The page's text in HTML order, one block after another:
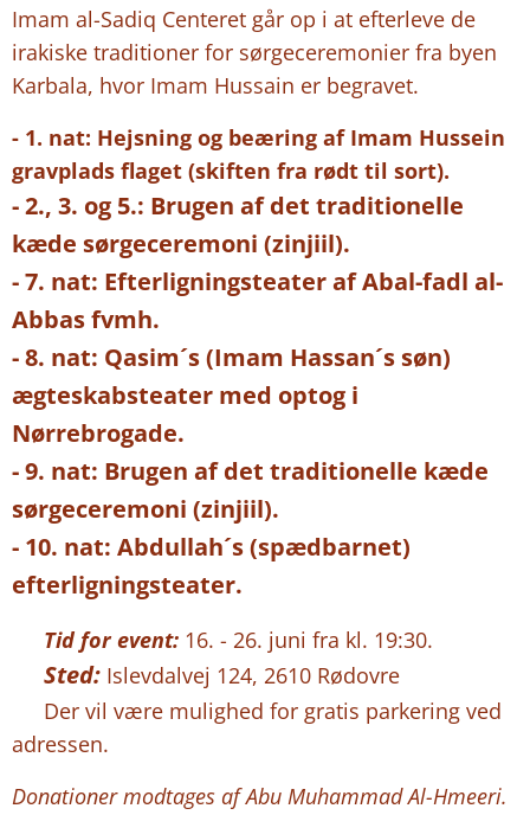
Imam al-Sadiq Centeret går op i at efterleve de
irakiske traditioner for sørgeceremonier fra byen
Karbala, hvor Imam Hussain er begravet.
- 1. nat: Hejsning og beæring af Imam Hussein
gravplads flaget (skiften fra rødt til sort).
- 2., 3. og 5.: Brugen af det traditionelle
kæde sørgeceremoni (zinjiil).
- 7. nat: Efterligningsteater af Abal-fadl al-
Abbas fvmh.
- 8. nat: Qasim´s (Imam Hassan´s søn)
ægteskabsteater med optog i
Nørrebrogade.
- 9. nat: Brugen af det traditionelle kæde
sørgeceremoni (zinjiil).
- 10. nat: Abdullah´s (spædbarnet)
efterligningsteater.
Tid for event: 16. - 26. juni fra kl. 19:30.
Sted: Islevdalvej 124, 2610 Rødovre
🅿️ Der vil være mulighed for gratis parkering ved
adressen.
Donationer modtages af Abu Muhammad Al-Hmeeri.